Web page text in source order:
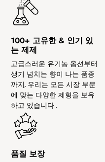
100+ 고유한 & 인기 있
는 제제
고급스러운 유기농 옵션부터
생기 넘치는 향이 나는 품종
까지, 우리는 모든 시장 부문
에 맞는 다양한 제형을 보유
하고 있습니다..
품질 보장